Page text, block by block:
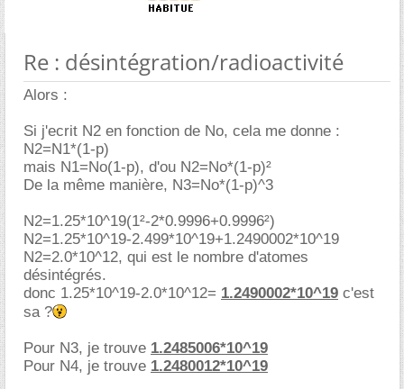
Re : désintégration/radioactivité
Alors :
Si j'ecrit N2 en fonction de No, cela me donne :
N2=N1*(1-p)
mais N1=No(1-p), d'ou N2=No*(1-p)²
De la même manière, N3=No*(1-p)^3
N2=1.25*10^19(1²-2*0.9996+0.9996²)
N2=1.25*10^19-2.499*10^19+1.2490002*10^19
N2=2.0*10^12, qui est le nombre d'atomes
désintégrés.
donc 1.25*10^19-2.0*10^12= 1.2490002*10^19 c'est
sa ?
Pour N3, je trouve 1.2485006*10^19
Pour N4, je trouve 1.2480012*10^19